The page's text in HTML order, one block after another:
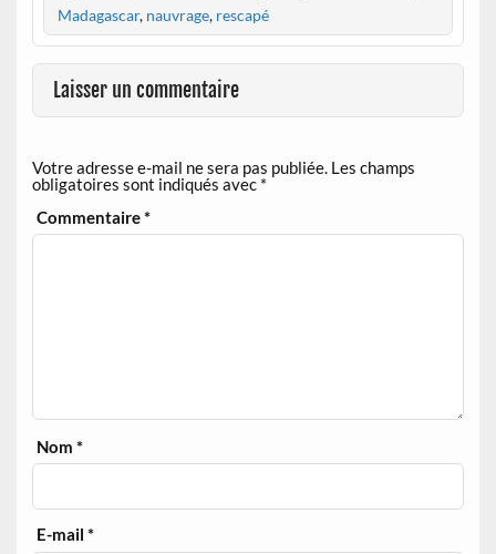
Madagascar, nauvrage, rescapé
Laisser un commentaire
Votre adresse e-mail ne sera pas publiée. Les champs
obligatoires sont indiqués avec *
Commentaire*
Nom*
E-mail*